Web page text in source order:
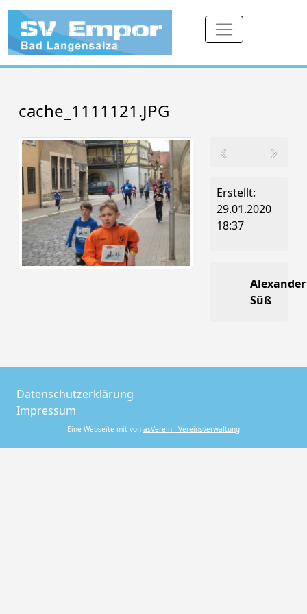
cache_1111121.JPG
Erstellt:
29.01.2020
18:37
Alexander
Süß
Datenschutzerklärung
Impressum
Eine Webseite mit von asVerein - Vereinsverwaltung